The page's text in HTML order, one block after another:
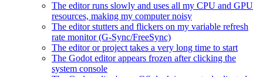
The editor runs slowly and uses all my CPU and GPU
resources, making my computer noisy
The editor stutters and flickers on my variable refresh
rate monitor (G-Sync/FreeSync)
The editor or project takes a very long time to start
The Godot editor appears frozen after clicking the
system console